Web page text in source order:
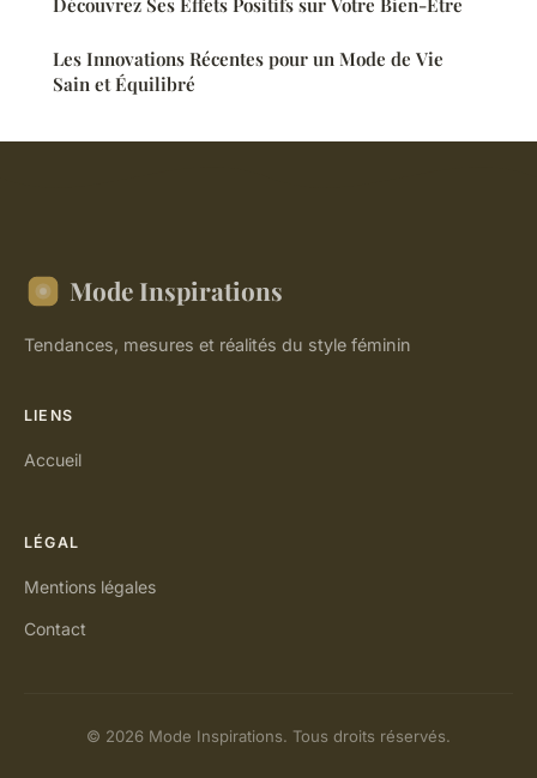
Découvrez Ses Effets Positifs sur Votre Bien-Être
Les Innovations Récentes pour un Mode de Vie
Sain et Équilibré
Mode Inspirations
Tendances, mesures et réalités du style féminin
LIENS
Accueil
LÉGAL
Mentions légales
Contact
© 2026 Mode Inspirations. Tous droits réservés.